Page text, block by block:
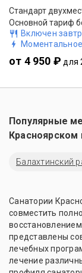
Стандарт
Основной тариф
Включен
от 4 950 ₽ для
Популярные
Красноярском
Балахтинский
Санатории
совместить
представлены
лечебных
лечение